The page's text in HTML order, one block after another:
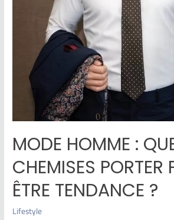
MODE HOMME :
CHEMISES PORTER
ÊTRE TENDANCE ?
Lifestyle